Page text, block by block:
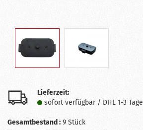
Lieferzeit:
sofort verfügbar / DHL 1-3 Tage
Gesamtbestand : 9 Stück